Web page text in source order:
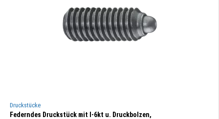
Druckstücke
Federndes Druckstück mit I-6kt u. Druckbolzen,